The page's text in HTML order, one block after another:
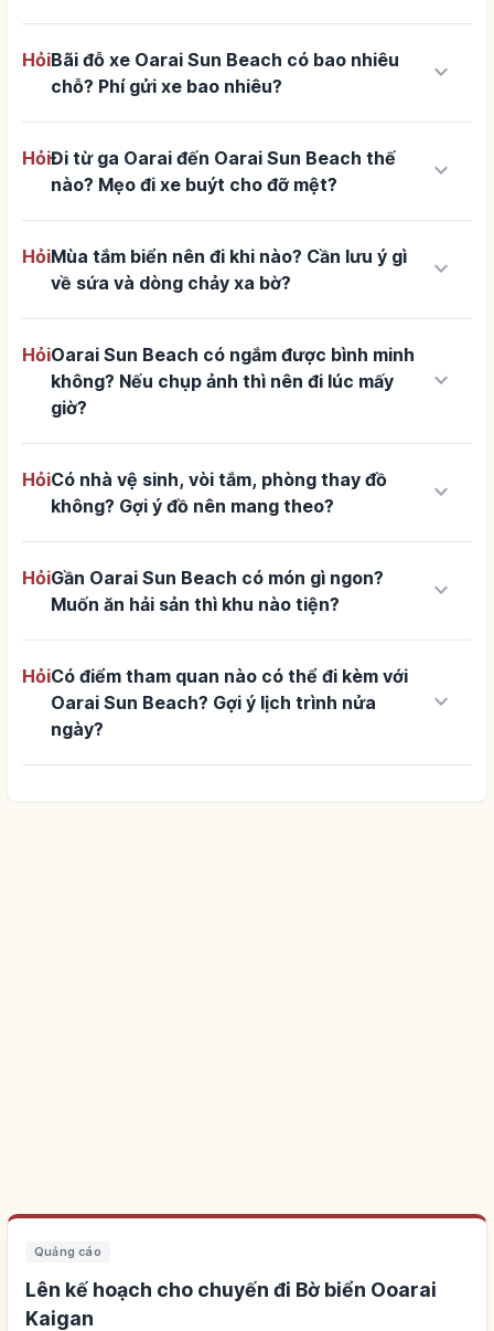
HỏiBãi đỗ xe Oarai Sun Beach có bao nhiêu
chỗ? Phí gửi xe bao nhiêu?
keyboard_arrow_down
HỏiĐi từ ga Oarai đến Oarai Sun Beach thế
nào? Mẹo đi xe buýt cho đỡ mệt?
keyboard_arrow_down
HỏiMùa tắm biển nên đi khi nào? Cần lưu ý gì
về sứa và dòng chảy xa bờ?
keyboard_arrow_down
HỏiOarai Sun Beach có ngắm được bình minh
không? Nếu chụp ảnh thì nên đi lúc mấy
giờ?
keyboard_arrow_down
HỏiCó nhà vệ sinh, vòi tắm, phòng thay đồ
không? Gợi ý đồ nên mang theo?
keyboard_arrow_down
HỏiGần Oarai Sun Beach có món gì ngon?
Muốn ăn hải sản thì khu nào tiện?
keyboard_arrow_down
HỏiCó điểm tham quan nào có thể đi kèm với
Oarai Sun Beach? Gợi ý lịch trình nửa
ngày?
keyboard_arrow_down
Quảng cáo
Lên kế hoạch cho chuyến đi Bờ biển Ooarai
Kaigan